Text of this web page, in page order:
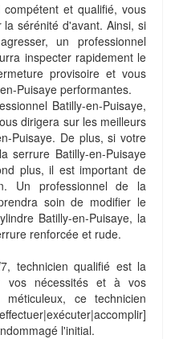
et qualifié, vous
sérénité d'avant. Ainsi, si
un professionnel
inspecter rapidement le
provisoire et vous
Puisaye performantes.
Batilly-en-Puisaye,
dirigera sur les meilleurs
Puisaye. De plus, si votre
serrure Batilly-en-Puisaye
plus, il est important de
Un professionnel de la
soin de modifier le
Batilly-en-Puisaye, la
renforcée et rude.
technicien qualifié est la
vos nécessités et à vos
ce technicien
l'initial.